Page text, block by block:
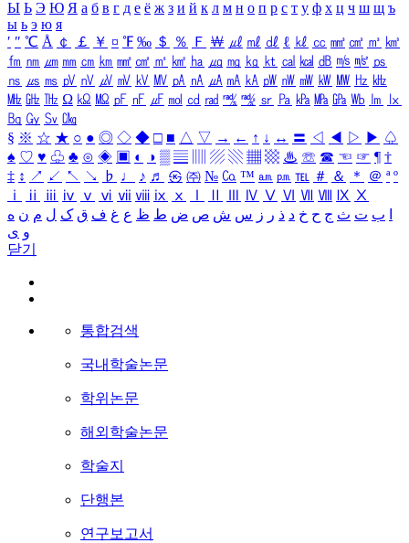
Ы Ь Э Ю Я а б в г д е ё ж з и й к л м н о п р с т у ф х ц ч ш щ ъ
ы ь э ю я
′ ″ ℃ Å ￠ ￡ ￥ ¤ ℉ ‰ ＄ ％ Ｆ ￦ ㎕ ㎖ ㎗ ℓ ㎘ ㏄ ㎣ ㎤ ㎥ ㎦
㎙ ㎚ ㎛ ㎜ ㎝ ㎞ ㎟ ㎠ ㎡ ㎢ ㏊ ㎍ ㎎ ㎏ ㏏ ㎈ ㎉ ㏈ ㎧ ㎨ ㎰
㎱ ㎲ ㎳ ㎴ ㎵ ㎶ ㎷ ㎸ ㎹ ㎀ ㎁ ㎂ ㎃ ㎄ ㎺ ㎻ ㎽ ㎾ ㎿ ㎐ ㎑
㎒ ㎓ ㎔ Ω ㏀ ㏁ ㎊ ㎋ ㎌ ㏖ ㏅ ㎭ ㎮ ㎯ ㏛ ㎩ ㎪ ㎫ ㎬ ㏝ ㏐
㏓
㏃ ㏉ ㏜ ㏆
§ ※ ☆ ★ ○ ● ◎ ◇ ◆ □ ■ △ ▽ → ← ↑ ↓ ↔ 〓 ◁ ◀ ▷ ▶ ♤
♠ ♡ ♥ ♧ ♣ ⊙ ◈ ▣ ◐ ◑ ▒ ▤ ▨ ▧ ▦ ▩ ♨ ☏ ☎ ☜ ☞ ¶ †
‡ ↕ ↗ ↙ ↖ ↘ ♭ ♩ ♪ ♬ ㉿ ㈜ № ㏇ ™ ㏂ ㏘ ℡ ＃ ＆ ＊ ＠ ª º
ⅰ
ⅱ ⅲ ⅳ ⅴ ⅵ ⅶ ⅷ ⅸ ⅹ Ⅳ Ⅴ Ⅵ Ⅶ Ⅷ Ⅸ Ⅹ
ب ت ث ج ح خ د ذ ر ز س ش ص ض ط ظ ع غ ف ق ک ل م ن ه
و ی
닫기
통합검색
국내학술논문
학위논문
해외학술논문
학술지
단행본
연구보고서